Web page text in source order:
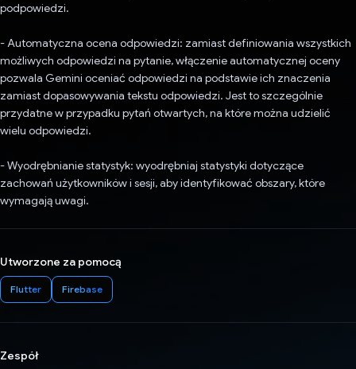
podpowiedzi.
- Automatyczna ocena odpowiedzi: zamiast definiowania wszystkich
możliwych odpowiedzi na pytanie, włączenie automatycznej oceny
pozwala Gemini oceniać odpowiedzi na podstawie ich znaczenia
zamiast dopasowywania tekstu odpowiedzi. Jest to szczególnie
przydatne w przypadku pytań otwartych, na które można udzielić
wielu odpowiedzi.
- Wyodrębnianie statystyk: wyodrębniaj statystyki dotyczące
zachowań użytkowników i sesji, aby identyfikować obszary, które
wymagają uwagi.
Utworzone za pomocą
Flutter Firebase
Zespół